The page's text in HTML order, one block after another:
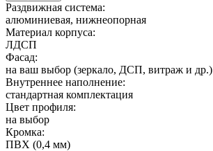
Раздвижная система:
алюминиевая, нижнеопорная
Материал корпуса:
ЛДСП
Фасад:
на ваш выбор (зеркало, ДСП, витраж и др.)
Внутреннее наполнение:
стандартная комплектация
Цвет профиля:
на выбор
Кромка:
ПВХ (0,4 мм)